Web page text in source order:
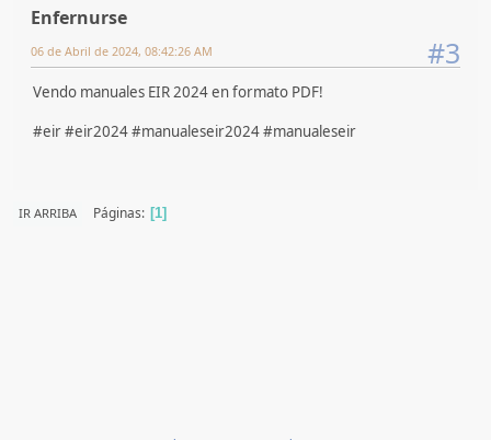
Enfernurse
#3
06 de Abril de 2024, 08:42:26 AM
Vendo manuales EIR 2024 en formato PDF!
#eir #eir2024 #manualeseir2024 #manualeseir
IR ARRIBA Páginas 1